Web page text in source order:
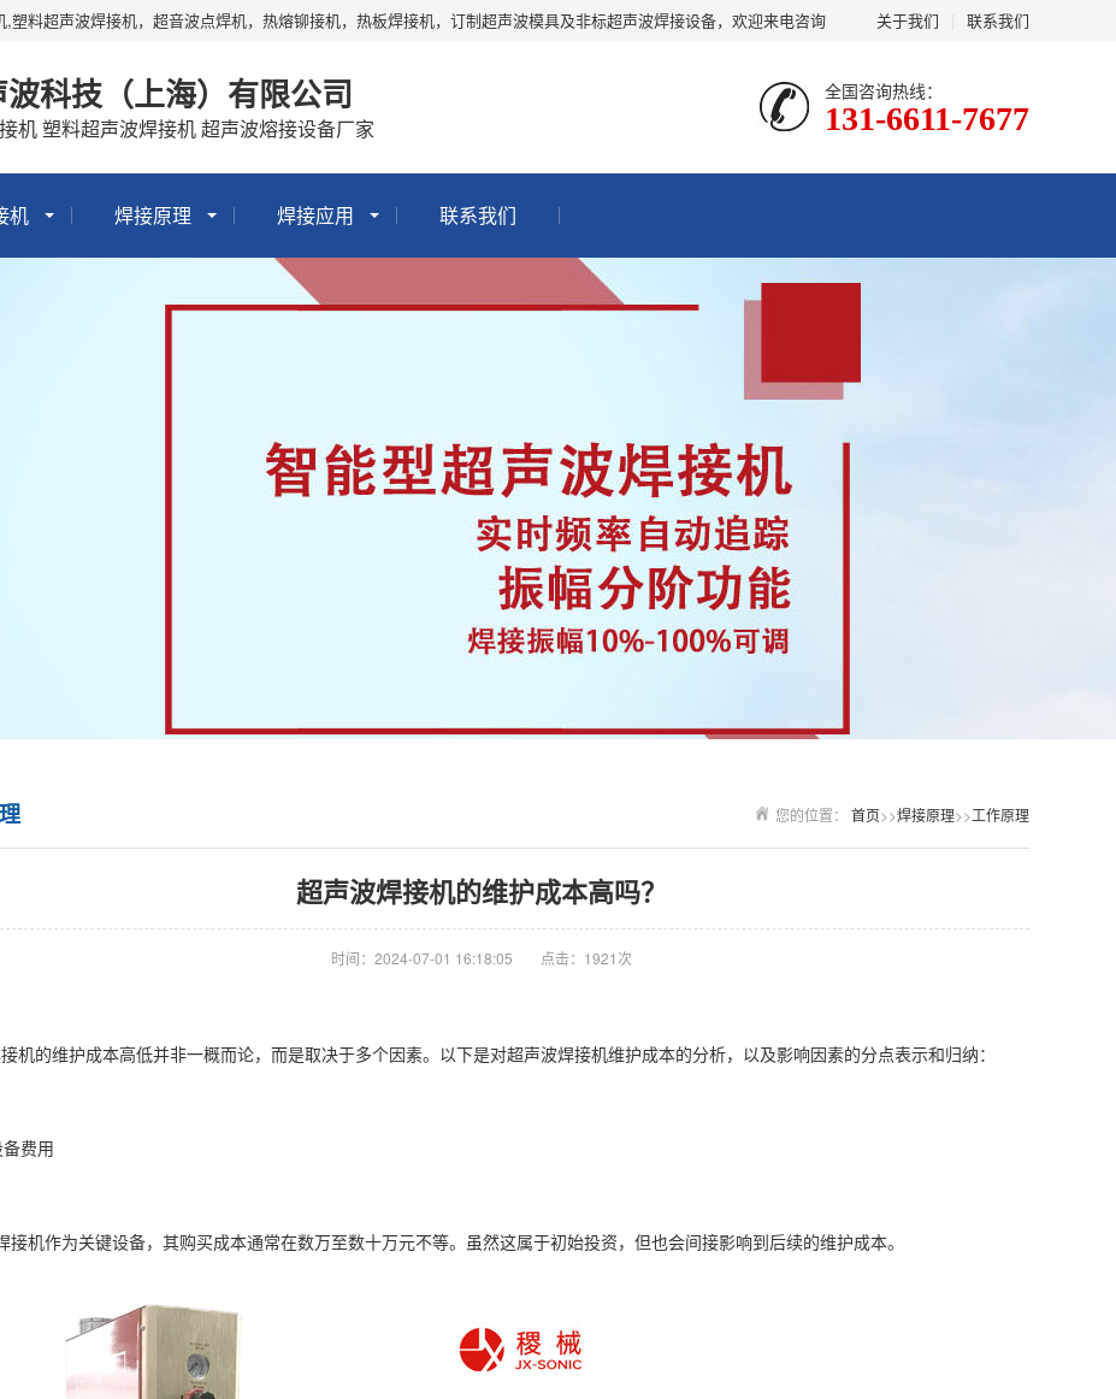
关于我们 联系我们
料超声波焊接机，超音波点焊机，热熔铆接机，热板焊接机，订制超声波模具及非标超声波焊接设备，欢迎来电咨询
科技（上海）有限公司
机 塑料超声波焊接机 超声波熔接设备厂家
全国咨询热线：
131-6611-7677
机 焊接原理 焊接应用 联系我们
您的位置： 首页>>焊接原理>>工作原理
超声波焊接机的维护成本高吗？
时间：2024-07-01 16:18:05 点击：1921次
机的维护成本高低并非一概而论，而是取决于多个因素。以下是对超声波焊接机维护成本的分析，以及影响因素的分点表示和归纳：
费用
接机作为关键设备，其购买成本通常在数万至数十万元不等。虽然这属于初始投资，但也会间接影响到后续的维护成本。